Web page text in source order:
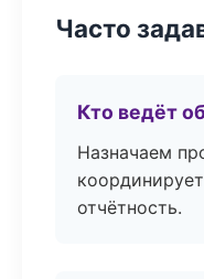
Часто
Кто ведёт
Назначаем
отчётность.